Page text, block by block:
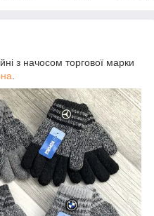
з начосом торгової марки